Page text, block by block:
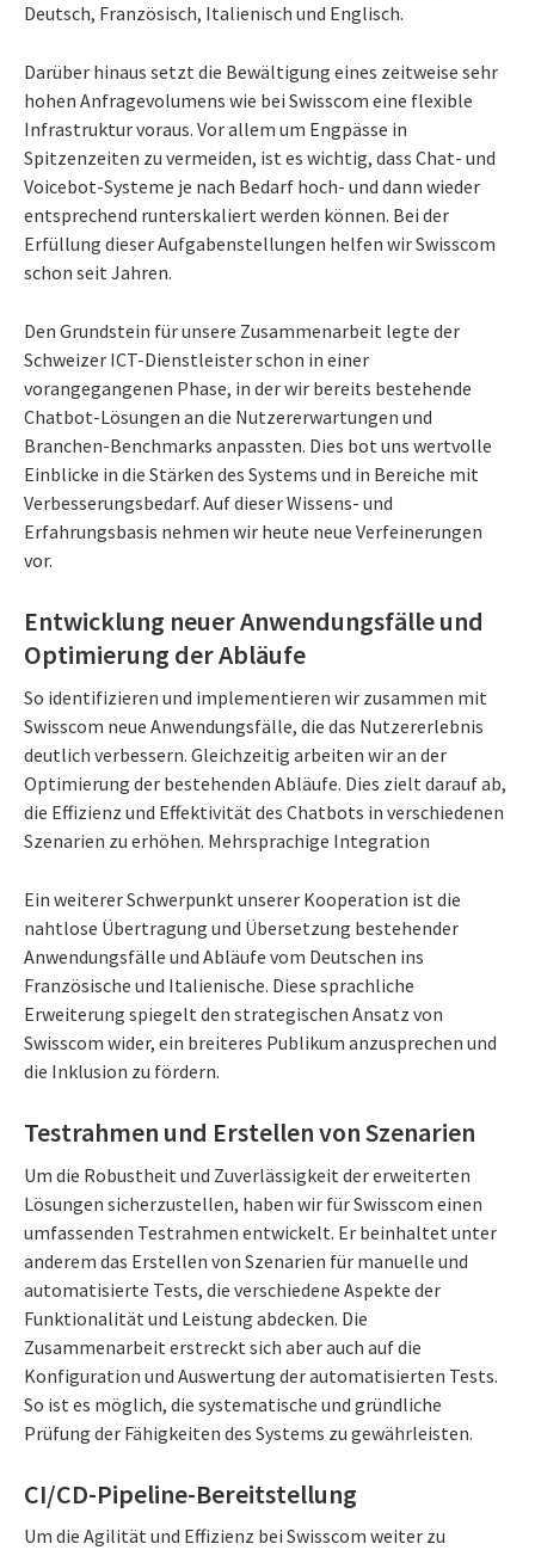
Deutsch, Französisch, Italienisch und Englisch.
Darüber hinaus setzt die Bewältigung eines zeitweise sehr
hohen Anfragevolumens wie bei Swisscom eine flexible
Infrastruktur voraus. Vor allem um Engpässe in
Spitzenzeiten zu vermeiden, ist es wichtig, dass Chat- und
Voicebot-Systeme je nach Bedarf hoch- und dann wieder
entsprechend runterskaliert werden können. Bei der
Erfüllung dieser Aufgabenstellungen helfen wir Swisscom
schon seit Jahren.
Den Grundstein für unsere Zusammenarbeit legte der
Schweizer ICT-Dienstleister schon in einer
vorangegangenen Phase, in der wir bereits bestehende
Chatbot-Lösungen an die Nutzererwartungen und
Branchen-Benchmarks anpassten. Dies bot uns wertvolle
Einblicke in die Stärken des Systems und in Bereiche mit
Verbesserungsbedarf. Auf dieser Wissens- und
Erfahrungsbasis nehmen wir heute neue Verfeinerungen
vor.
Entwicklung neuer Anwendungsfälle und
Optimierung der Abläufe
So identifizieren und implementieren wir zusammen mit
Swisscom neue Anwendungsfälle, die das Nutzererlebnis
deutlich verbessern. Gleichzeitig arbeiten wir an der
Optimierung der bestehenden Abläufe. Dies zielt darauf ab,
die Effizienz und Effektivität des Chatbots in verschiedenen
Szenarien zu erhöhen. Mehrsprachige Integration
Ein weiterer Schwerpunkt unserer Kooperation ist die
nahtlose Übertragung und Übersetzung bestehender
Anwendungsfälle und Abläufe vom Deutschen ins
Französische und Italienische. Diese sprachliche
Erweiterung spiegelt den strategischen Ansatz von
Swisscom wider, ein breiteres Publikum anzusprechen und
die Inklusion zu fördern.
Testrahmen und Erstellen von Szenarien
Um die Robustheit und Zuverlässigkeit der erweiterten
Lösungen sicherzustellen, haben wir für Swisscom einen
umfassenden Testrahmen entwickelt. Er beinhaltet unter
anderem das Erstellen von Szenarien für manuelle und
automatisierte Tests, die verschiedene Aspekte der
Funktionalität und Leistung abdecken. Die
Zusammenarbeit erstreckt sich aber auch auf die
Konfiguration und Auswertung der automatisierten Tests.
So ist es möglich, die systematische und gründliche
Prüfung der Fähigkeiten des Systems zu gewährleisten.
CI/CD-Pipeline-Bereitstellung
Um die Agilität und Effizienz bei Swisscom weiter zu